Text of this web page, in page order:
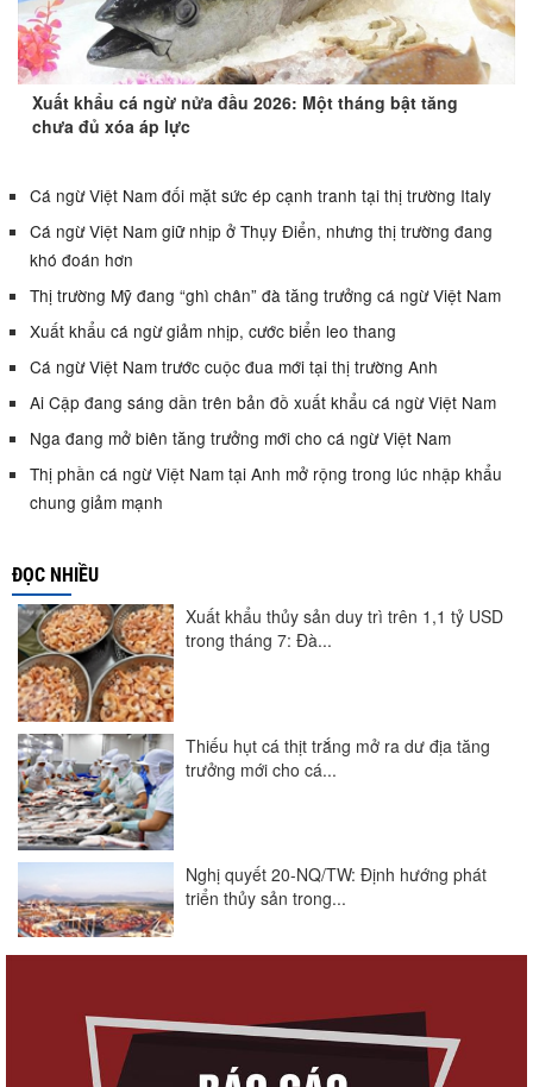
Xuất khẩu cá ngừ nửa đầu 2026: Một tháng bật tăng
chưa đủ xóa áp lực
Cá ngừ Việt Nam đối mặt sức ép cạnh tranh tại thị trường Italy
Cá ngừ Việt Nam giữ nhịp ở Thụy Điển, nhưng thị trường đang
khó đoán hơn
Thị trường Mỹ đang “ghì chân” đà tăng trưởng cá ngừ Việt Nam
Xuất khẩu cá ngừ giảm nhịp, cước biển leo thang
Cá ngừ Việt Nam trước cuộc đua mới tại thị trường Anh
Ai Cập đang sáng dần trên bản đồ xuất khẩu cá ngừ Việt Nam
Nga đang mở biên tăng trưởng mới cho cá ngừ Việt Nam
Thị phần cá ngừ Việt Nam tại Anh mở rộng trong lúc nhập khẩu
chung giảm mạnh
ĐỌC NHIỀU
Xuất khẩu thủy sản duy trì trên 1,1 tỷ USD
trong tháng 7: Đà...
Thiếu hụt cá thịt trắng mở ra dư địa tăng
trưởng mới cho cá...
Nghị quyết 20-NQ/TW: Định hướng phát
triển thủy sản trong...
(sửa đổi)